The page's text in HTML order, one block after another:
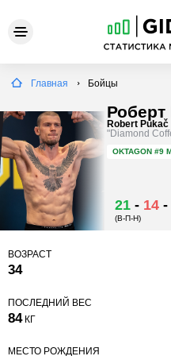
Главная Бойцы
Роберт
Robert Pukač
"Diamond
OKTAGON #9
21 - 14 -
(В-П-Н)
ВОЗРАСТ
34
ПОСЛЕДНИЙ ВЕС
84КГ
МЕСТО РОЖДЕНИЯ